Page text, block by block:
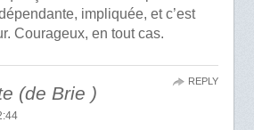
impliquée, et c’est
Courageux, en tout cas.
(de Brie )
REPLY